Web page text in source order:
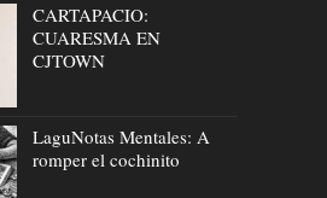
CARTAPACIO:
CUARESMA EN
CJTOWN
LaguNotas Mentales: A
romper el cochinito